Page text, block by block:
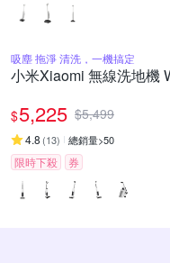
吸塵 拖淨 清洗，一機搞定
小米Xiaomi 無線洗地機
$5,225 $5,499
4.8 (13) 總銷量>50
限時下殺 券